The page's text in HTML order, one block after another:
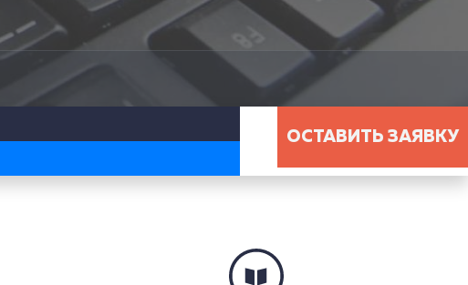
ОСТАВИТЬ ЗАЯВКУ